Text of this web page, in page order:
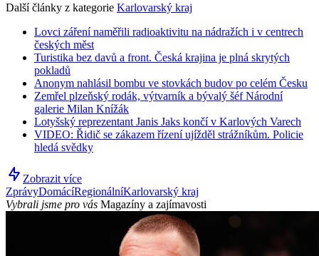
Další články z kategorie Karlovarský kraj
Lovci záření naměřili radioaktivitu na nádražích i v centrech
českých měst
Turistika bez davů a front. Česká krajina je plná skrytých
pokladů
Anonym nahlásil bombu ve stovkách budov po celém Česku
Zemřel plzeňský rodák, výtvarník a bývalý šéf Národní
galerie Milan Knížák
Lotyšský reprezentant Janis Jaks končí v Karlových Varech
VIDEO: Řidič se zákazem řízení ujížděl strážníkům. Policie
hledá svědky
Zobrazit více
ZprávyDomácíRegionálníKarlovarský kraj
Vybrali jsme pro vás Magazíny a zajímavosti